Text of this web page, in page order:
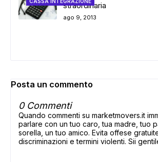
straordinaria
ago 9, 2013
Posta un commento
0 Commenti
Quando commenti su marketmovers.it
parlare con un tuo caro, tua madre, tuo
sorella, un tuo amico. Evita offese
discriminazioni e termini violenti. Sii